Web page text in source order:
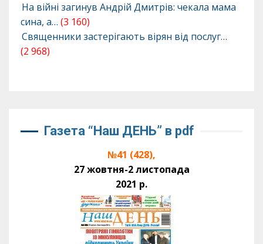
На війні загинув Андрій Дмитрів: чекала мама
сина, а… (3 160)
Священники застерігають вірян від послуг…
(2 968)
Газета “Наш ДЕНЬ” в pdf
№41 (428),
27 жовтня-2 листопада
2021 р.